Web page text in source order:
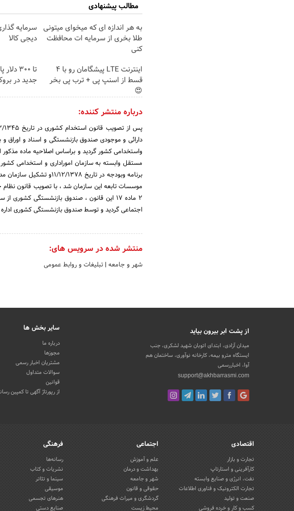
مطالب پیشنهادی
به هر اندازه ای که میخوای میتونی
طلا بخری از سرمایه ات محافظت
کنی
سرمایه
دیجی کالا
اینترنت LTE پیشگامان رو با 4
قسط از اسنپ پی + ترب پی بخر
😍
تا ۳۰۰
جدید در
درباره منتشر کننده:
دارائی و موجودی صندوق بازنشستگی و اسناد و اوراق و
مستقل وابسته به سازمان اموراداری و استخدامی
برنامه وبودجه در تاریخ
2 ماده 17 این قانون ، صندوق بازنشستگی
اجتماعی گردید و توسط صندوق بازنشستگی کشوری
منتشر شده در سرویس های:
شهر و جامعه | تبلیغات و روابط عمومی
از پشت ابر بیرون بیاید
میدان آزادی، ابتدای اتوبان شهید لشکری، جنب
ایستگاه مترو بیمه، کارخانه نوآوری، ساختمان هم
آوا، اخباررسمی
support@akhbarrasmi.com
سایر بخش ها
درباره ما
مجوزها
مشتریان اخبار رسمی
سوالات متداول
قوانین
از رپورتاژ آگهی تا کمپین
اقتصادی
تجارت و بازار
کارآفرینی و استارتاپ
نفت، انرژی و صنایع وابسته
تجارت الکترونیک و فناوری اطلاعات
صنعت و تولید
کسب و کار و خرده فروشی
اجتماعی
علم و آموزش
بهداشت و درمان
شهر و جامعه
حقوقی و قانون
گردشگری و میراث فرهنگی
محیط زیست
فرهنگی
رسانه‌ها
نشریات و کتاب
سینما و تئاتر
موسیقی
هنرهای تجسمی
صنایع دستی